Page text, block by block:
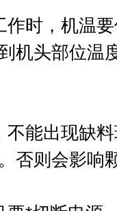
时，机温要
机头部位温
能出现缺料
否则会影响